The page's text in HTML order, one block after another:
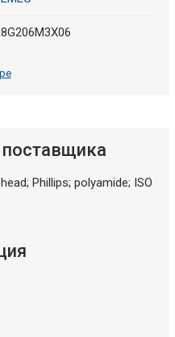
поставщика
Phillips; polyamide; ISO